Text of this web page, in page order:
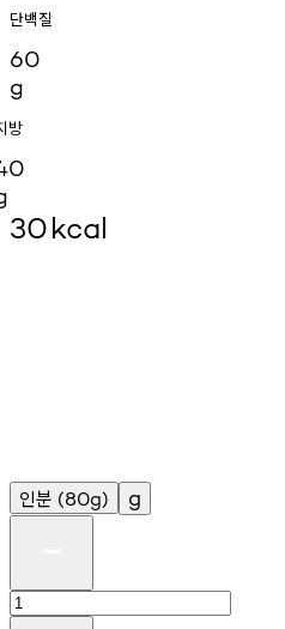
단백질
60
g
방
30kcal
인분 (80g) g